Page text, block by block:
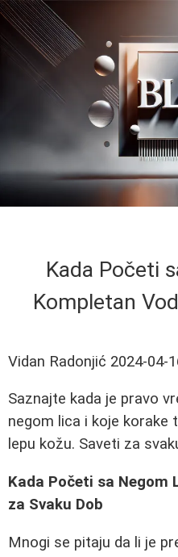
Kada Početi
Kompletan
Vidan Radonjić 2024-04-
Saznajte kada je pravo
negom lica i koje korake
lepu kožu. Saveti za
Kada Početi sa Negom
za Svaku Dob
Mnogi se pitaju da li je